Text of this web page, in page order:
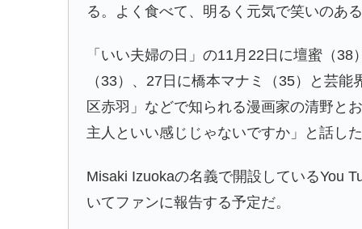
る。よく食べて、明るく元気で笑いのあ
「いい夫婦の日」の11月22日に壇蜜（
（33）、27日に橋本マナミ（35）と芸
区赤羽」などで知られる漫画家の清野と
主人といい感じじゃないですか」と話し
Misaki Izuokaの名義で開設しているYou
いてファンに報告する予定だ。